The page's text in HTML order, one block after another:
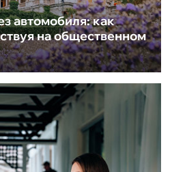
автомобиля: как
на общественном